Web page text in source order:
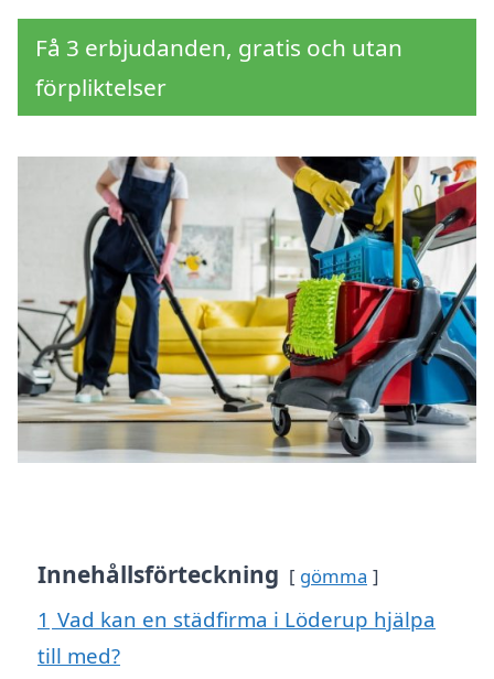
Få 3 erbjudanden, gratis och utan
förpliktelser
Innehållsförteckning gömma
1 Vad kan en städfirma i Löderup hjälpa
till med?